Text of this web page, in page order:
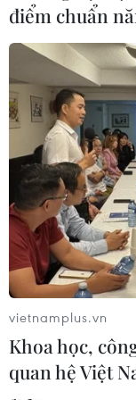
thi lại trên
Tổ chức thi
Trường
Quảng Trị
sinh trong
TIN LIÊN
điểm chuẩn
vietnamplus.vn
Khoa học,
quan hệ Việt